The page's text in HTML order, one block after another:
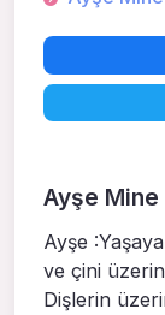
Ayşe Mine
Ayşe
ve çini
Dişlerin